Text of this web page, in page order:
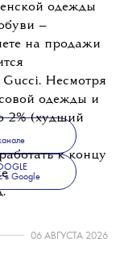
одежды
—
на продажи
Несмотря
одежды и
2% (худший
к концу
в Google
06 АВГУСТА 2026